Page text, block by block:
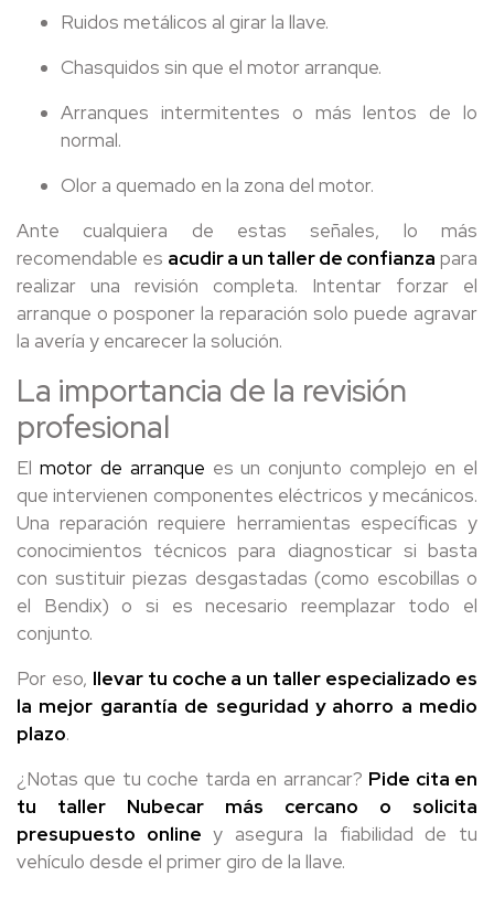
Ruidos metálicos al girar la llave.
Chasquidos sin que el motor arranque.
Arranques intermitentes o más lentos de lo
normal.
Olor a quemado en la zona del motor.
Ante cualquiera de estas señales, lo más
recomendable es acudir a un taller de confianza para
realizar una revisión completa. Intentar forzar el
arranque o posponer la reparación solo puede agravar
la avería y encarecer la solución.
La importancia de la revisión
profesional
El motor de arranque es un conjunto complejo en el
que intervienen componentes eléctricos y mecánicos.
Una reparación requiere herramientas específicas y
conocimientos técnicos para diagnosticar si basta
con sustituir piezas desgastadas (como escobillas o
el Bendix) o si es necesario reemplazar todo el
conjunto.
Por eso, llevar tu coche a un taller especializado es
la mejor garantía de seguridad y ahorro a medio
plazo.
¿Notas que tu coche tarda en arrancar? Pide cita en
tu taller Nubecar más cercano o solicita
presupuesto online y asegura la fiabilidad de tu
vehículo desde el primer giro de la llave.